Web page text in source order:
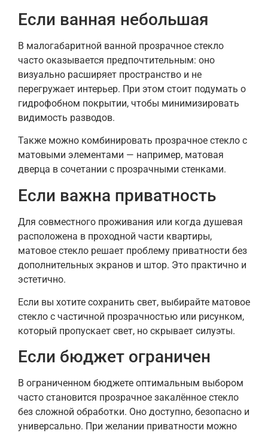
Если ванная небольшая
В малогабаритной ванной прозрачное стекло
часто оказывается предпочтительным: оно
визуально расширяет пространство и не
перегружает интерьер. При этом стоит подумать о
гидрофобном покрытии, чтобы минимизировать
видимость разводов.
Также можно комбинировать прозрачное стекло с
матовыми элементами — например, матовая
дверца в сочетании с прозрачными стенками.
Если важна приватность
Для совместного проживания или когда душевая
расположена в проходной части квартиры,
матовое стекло решает проблему приватности без
дополнительных экранов и штор. Это практично и
эстетично.
Если вы хотите сохранить свет, выбирайте матовое
стекло с частичной прозрачностью или рисунком,
который пропускает свет, но скрывает силуэты.
Если бюджет ограничен
В ограниченном бюджете оптимальным выбором
часто становится прозрачное закалённое стекло
без сложной обработки. Оно доступно, безопасно и
универсально. При желании приватности можно